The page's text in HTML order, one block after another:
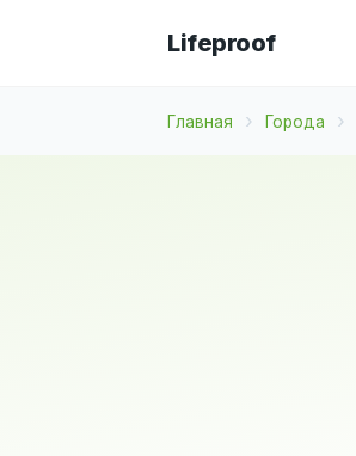
Lifeproof
Главная Города